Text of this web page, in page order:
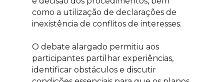
como a utilização de declarações de
inexistência de conflitos de interesses.
O debate alargado permitiu aos
participantes partilhar experiências,
identificar obstáculos e discutir